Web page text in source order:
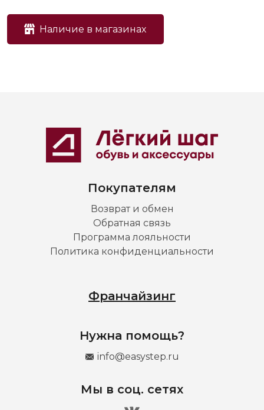
Наличие в магазинах
Покупателям
Возврат и обмен
Обратная связь
Программа лояльности
Политика конфиденциальности
Франчайзинг
Нужна помощь?
info@easystep.ru
Мы в соц. сетях